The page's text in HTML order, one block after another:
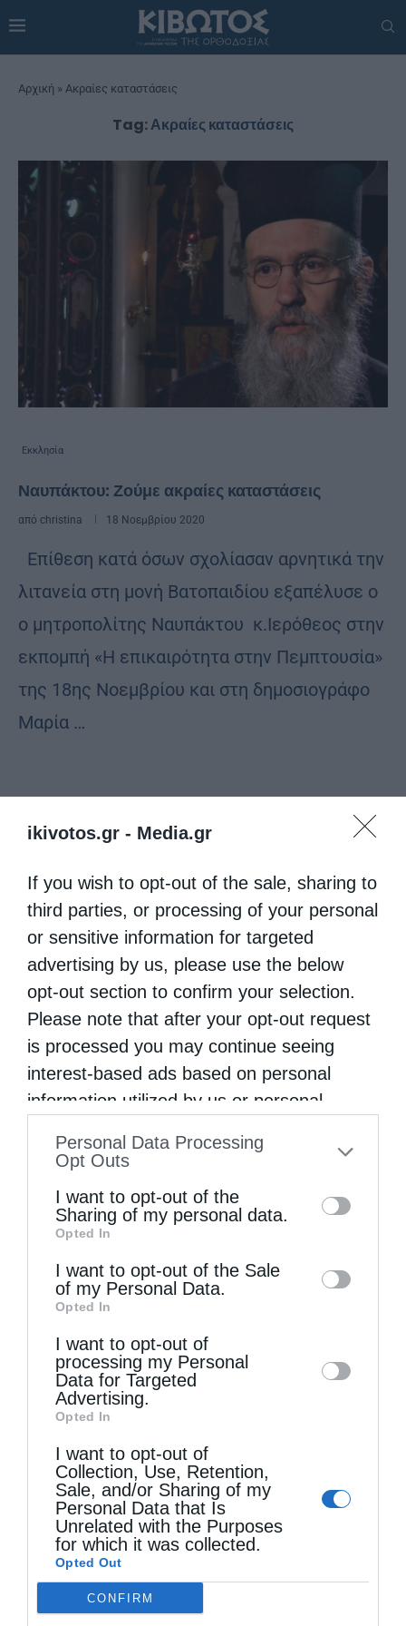
ikivotos.gr - Media.gr
If you wish to opt-out of the sale, sharing to
third parties, or processing of your personal
or sensitive information for targeted
advertising by us, please use the below
opt-out section to confirm your selection.
Please note that after your opt-out request
is processed you may continue seeing
interest-based ads based on personal
information utilized by us or personal
to your opt-out. You may separately opt-out
information by third parties on the IAB’s list
of downstream participants. This
information may also be disclosed by us to
third parties on theIAB’s List of
Downstream Participants
disclose it to other third parties.
Personal Data Processing
Opt Outs
I want to opt-out of the
Sharing of my personal data.
Opted In
I want to opt-out of the Sale
of my Personal Data.
Opted In
I want to opt-out of
processing my Personal
Data for Targeted
Advertising.
Opted In
I want to opt-out of
Collection, Use, Retention,
Sale, and/or Sharing of my
Personal Data that Is
Unrelated with the Purposes
for which it was collected.
Opted Out
CONFIRM
Αρχική » Ακραίες καταστάσεις
Tag:Ακραίες καταστάσεις
Εκκλησία
Ναυπάκτου: Ζούμε ακραίες καταστάσεις
από christina 18 Νοεμβρίου 2020
Επίθεση κατά όσων σχολίασαν αρνητικά την
λιτανεία στη μονή Βατοπαιδίου εξαπέλυσε ο
ο μητροπολίτης Ναυπάκτου κ.Ιερόθεος στην
εκπομπή «Η επικαιρότητα στην Πεμπτουσία»
της 18ης Νοεμβρίου και στη δημοσιογράφο
Μαρία …
Ελληνικός Ερυθρός Σταυρός: Τι πρέπει να
περιέχει ένα φαρμακείο διακοπών
Η πανήγυρις της Μεταμορφώσεως του Σωτήρος
στη Θεσσαλονίκη
Όταν είσαι ευλαβής